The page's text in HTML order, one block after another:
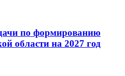
по формированию
области на 2027 год